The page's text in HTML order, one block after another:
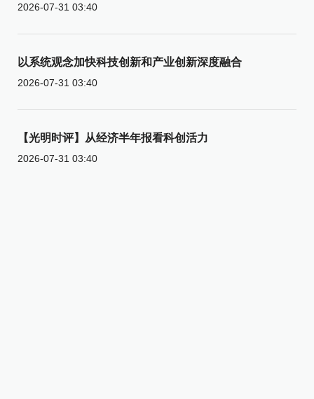
2026-07-31 03:40
以系统观念加快科技创新和产业创新深度融合
2026-07-31 03:40
【光明时评】从经济半年报看科创活力
2026-07-31 03:40